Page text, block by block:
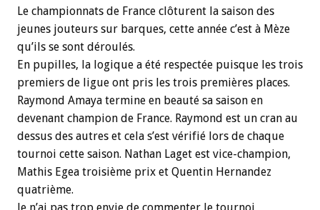
Le championnats de France clôturent la saison des
jeunes jouteurs sur barques, cette année c’est à Mèze
qu’ils se sont déroulés.
En pupilles, la logique a été respectée puisque les trois
premiers de ligue ont pris les trois premières places.
Raymond Amaya termine en beauté sa saison en
devenant champion de France. Raymond est un cran au
dessus des autres et cela s’est vérifié lors de chaque
tournoi cette saison. Nathan Laget est vice-champion,
Mathis Egea troisième prix et Quentin Hernandez
quatrième.
Je n’ai pas trop envie de commenter le tournoi